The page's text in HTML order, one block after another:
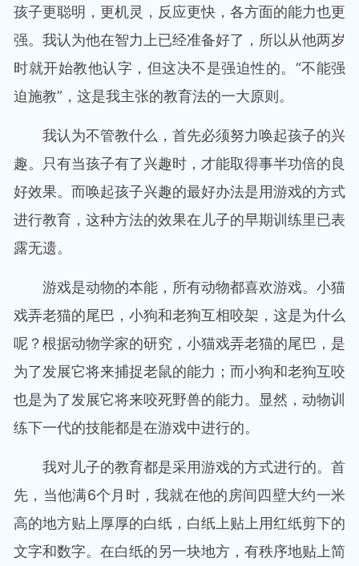
孩子更聪明，更机灵，反应更快，各方面的能力也更
强。我认为他在智力上已经准备好了，所以从他两岁
时就开始教他认字，但这决不是强迫性的。“不能强
迫施教”，这是我主张的教育法的一大原则。
我认为不管教什么，首先必须努力唤起孩子的兴
趣。只有当孩子有了兴趣时，才能取得事半功倍的良
好效果。而唤起孩子兴趣的最好办法是用游戏的方式
进行教育，这种方法的效果在儿子的早期训练里已表
露无遗。
游戏是动物的本能，所有动物都喜欢游戏。小猫
戏弄老猫的尾巴，小狗和老狗互相咬架，这是为什么
呢？根据动物学家的研究，小猫戏弄老猫的尾巴，是
为了发展它将来捕捉老鼠的能力；而小狗和老狗互咬
也是为了发展它将来咬死野兽的能力。显然，动物训
练下一代的技能都是在游戏中进行的。
我对儿子的教育都是采用游戏的方式进行的。首
先，当他满6个月时，我就在他的房间四壁大约一米
高的地方贴上厚厚的白纸，白纸上贴上用红纸剪下的
文字和数字。在白纸的另一块地方，有秩序地贴上简